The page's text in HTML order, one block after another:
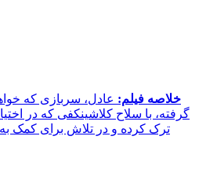
خلاصه فیلم: عادل، سربازی که
گرفته، با سلاح کلاشینکفی که در
ترک کرده و در تلاش برای کمک